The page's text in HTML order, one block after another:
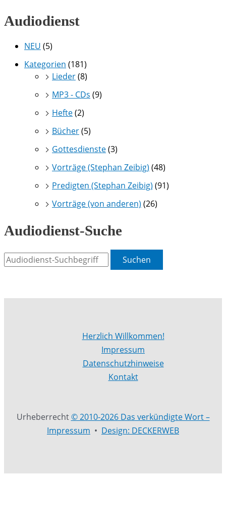
Audiodienst
NEU (5)
Kategorien (181)
Lieder(8)
MP3 - CDs (9)
Hefte(2)
Bücher(5)
Gottesdienste(3)
Vorträge (Stephan Zeibig) (48)
Predigten (Stephan Zeibig) (91)
Vorträge (von anderen) (26)
Audiodienst-Suche
Suchen
Herzlich Willkommen!
Impressum
Datenschutzhinweise
Kontakt
Urheberrecht© 2010-2026 Das verkündigte Wort –
Impressum • Design: DECKERWEB